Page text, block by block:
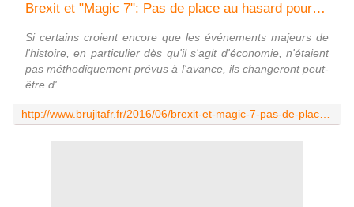
Brexit et "Magic 7": Pas de place au hasard pour un krach économique mondial - MOINS de BIENS PLUS de LIENS
Si certains croient encore que les événements majeurs de
l'histoire, en particulier dès qu'il s'agit d'économie, n'étaient
pas méthodiquement prévus à l'avance, ils changeront peut-
être d'...